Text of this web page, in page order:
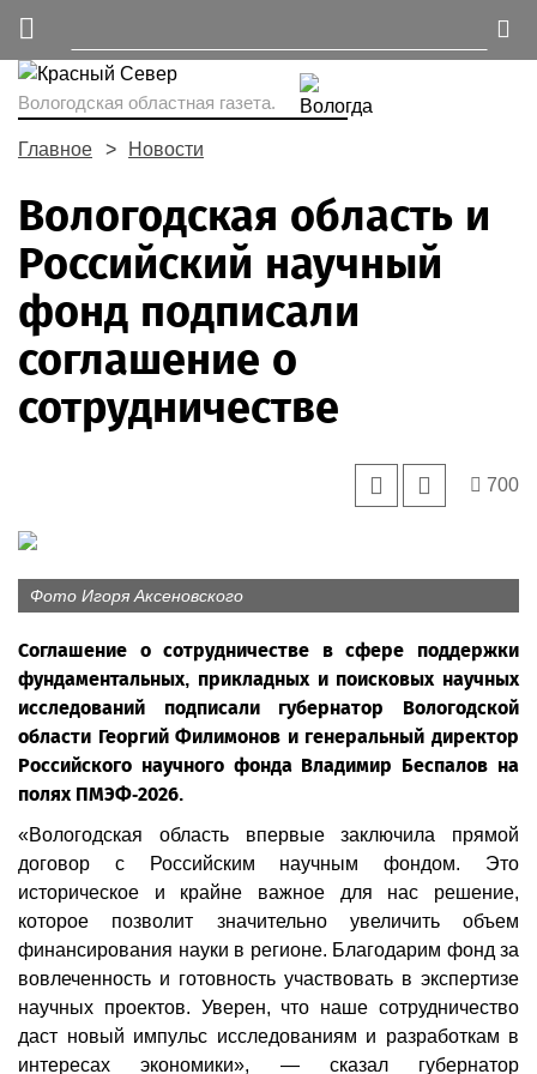
Вологодская областная газета.
Главное Новости
Вологодская область и
Российский научный
фонд подписали
соглашение о
сотрудничестве
700
Фото Игоря Аксеновского
Соглашение о сотрудничестве в сфере поддержки
фундаментальных, прикладных и поисковых научных
исследований подписали губернатор Вологодской
области Георгий Филимонов и генеральный директор
Российского научного фонда Владимир Беспалов на
полях ПМЭФ-2026.
«Вологодская область впервые заключила прямой
договор с Российским научным фондом. Это
историческое и крайне важное для нас решение,
которое позволит значительно увеличить объем
финансирования науки в регионе. Благодарим фонд за
вовлеченность и готовность участвовать в экспертизе
научных проектов. Уверен, что наше сотрудничество
даст новый импульс исследованиям и разработкам в
интересах экономики», — сказал губернатор